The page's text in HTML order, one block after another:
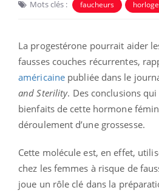
Mots clés : faucheurs
La progestérone pourrait aider
fausses couches récurrentes,
américaine publiée dans le
and Sterility. Des conclusions
bienfaits de cette hormone
déroulement d’une grossesse.
Cette molécule est, en effet,
chez les femmes à risque de
joue un rôle clé dans la